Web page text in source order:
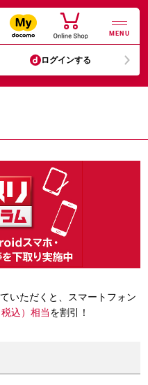
MENU
ログインする
いただくと、スマートフォン
込）相当を割引！